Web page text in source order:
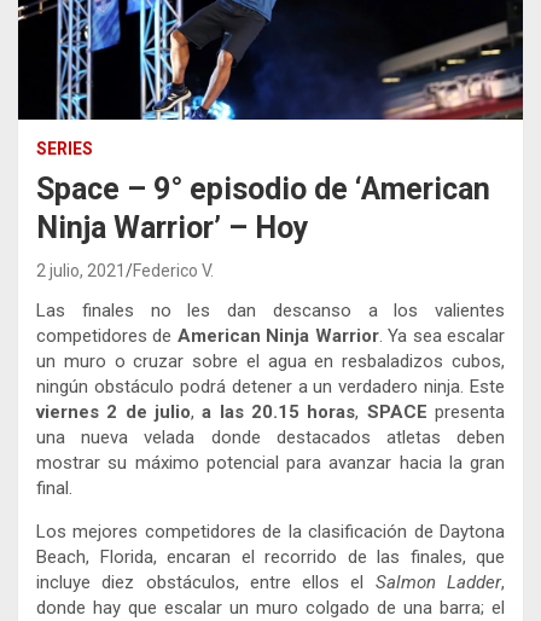
SERIES
Space – 9° episodio de ‘American
Ninja Warrior’ – Hoy
2 julio, 2021 Federico V.
Las finales no les dan descanso a los valientes
competidores de American Ninja Warrior. Ya sea escalar
un muro o cruzar sobre el agua en resbaladizos cubos,
ningún obstáculo podrá detener a un verdadero ninja. Este
viernes 2 de julio,a las 20.15 horas, SPACE presenta
una nueva velada donde destacados atletas deben
mostrar su máximo potencial para avanzar hacia la gran
final.
Los mejores competidores de la clasificación de Daytona
Beach, Florida, encaran el recorrido de las finales, que
incluye diez obstáculos, entre ellos el Salmon Ladder,
donde hay que escalar un muro colgado de una barra; el